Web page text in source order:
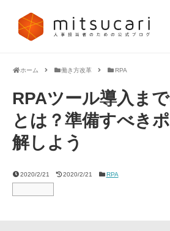
ホーム 働き方改革 RPA
RPAツール導入ま
とは？準備すべき
解しよう
2020/2/21 2020/2/21 RPA